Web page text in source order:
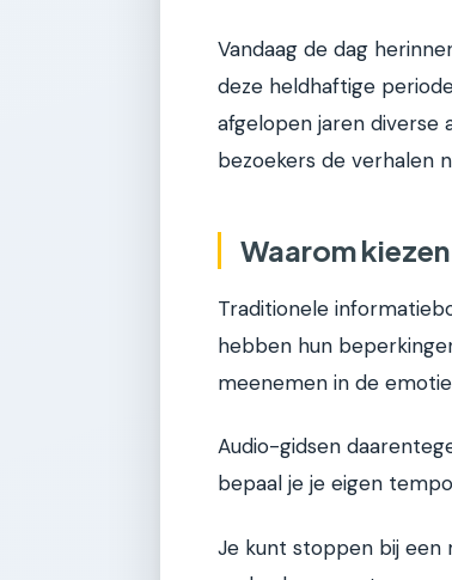
Vandaag de dag
deze heldhaftige
afgelopen jaren diverse
bezoekers de verhalen
Waarom
Traditionele
hebben hun
meenemen in de
Audio-gidsen
bepaal je je eigen
Je kunt stoppen bij een